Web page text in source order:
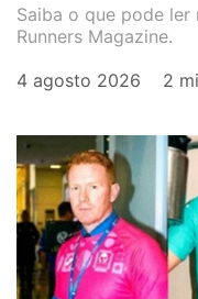
Saiba o que pode ler
Runners Magazine.
4 agosto 2026
2